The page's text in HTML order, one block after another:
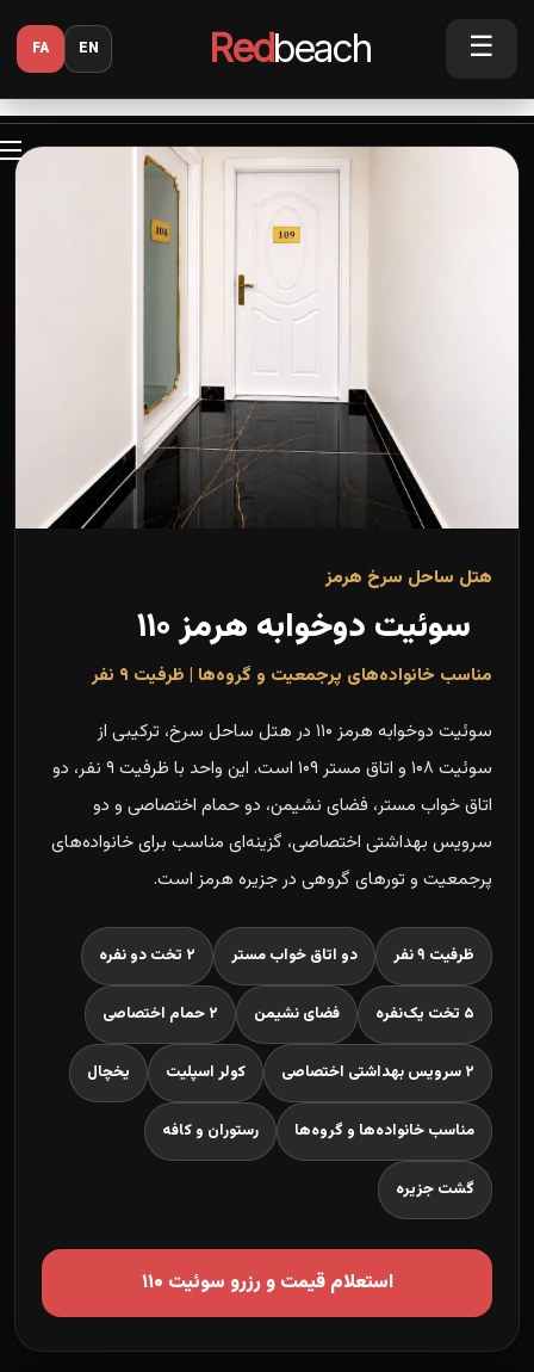
☰
Redbeach
FA EN
هتل ساحل سرخ هرمز
سوئیت دوخوابه هرمز ۱۱۰
مناسب خانواده‌های پرجمعیت و گروه‌ها | ظرفیت ۹ نفر
سوئیت دوخوابه هرمز ۱۱۰ در هتل ساحل سرخ، ترکیبی از
سوئیت ۱۰۸ و اتاق مستر ۱۰۹ است. این واحد با ظرفیت ۹ نفر، دو
اتاق خواب مستر، فضای نشیمن، دو حمام اختصاصی و دو
سرویس بهداشتی اختصاصی، گزینه‌ای مناسب برای خانواده‌های
پرجمعیت و تورهای گروهی در جزیره هرمز است.
ظرفیت ۹ نفر دو اتاق خواب مستر ۲ تخت دو نفره
۵ تخت یک‌نفره فضای نشیمن ۲ حمام اختصاصی
۲ سرویس بهداشتی اختصاصی کولر اسپلیت یخچال
مناسب خانواده‌ها و گروه‌ها رستوران و کافه
گشت جزیره
استعلام قیمت و رزرو سوئیت ۱۱۰